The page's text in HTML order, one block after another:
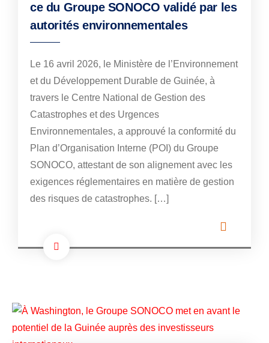
ce du Groupe SONOCO validé par les
autorités environnementales
Le 16 avril 2026, le Ministère de l’Environnement
et du Développement Durable de Guinée, à
travers le Centre National de Gestion des
Catastrophes et des Urgences
Environnementales, a approuvé la conformité du
Plan d’Organisation Interne (POI) du Groupe
SONOCO, attestant de son alignement avec les
exigences réglementaires en matière de gestion
des risques de catastrophes. […]